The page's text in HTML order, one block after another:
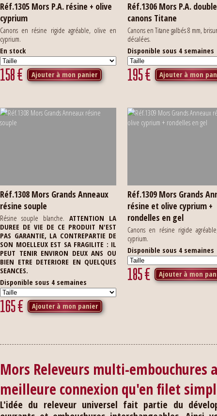
Réf.1305 Mors P.A. résine + olive
cyprium
Canons en résine rigide agréable, olive en
cyprium.
En stock
158€ Ajouter à mon panier
Réf.1306 Mors P.A.
canons Titane
Canons en Titane galbés 8 mm,
décalées.
Disponible sous 4 semaines
195€ Ajouter à mon
Réf.1308 Mors Grands Anneaux
résine souple
Résine souple blanche. ATTENTION LA
DUREE DE VIE DE CE PRODUIT N'EST
PAS GARANTIE, LA CONTREPARTIE DE
SON MOELLEUX EST SA FRAGILITE : IL
PEUT TENIR ENVIRON DEUX ANS OU
BIEN ETRE DETERIORE EN QUELQUES
SEANCES.
Disponible sous 4 semaines
165€ Ajouter à mon panier
Réf.1309 Mors Grands
résine et olive cyprium +
rondelles en gel
Canons en résine rigide
cyprium.
Disponible sous 4 semaines
185€ Ajouter à mon
Mors Releveurs multi-embouchures
meilleure connexion qu'en filet
L'idée du releveur universel fait partie du